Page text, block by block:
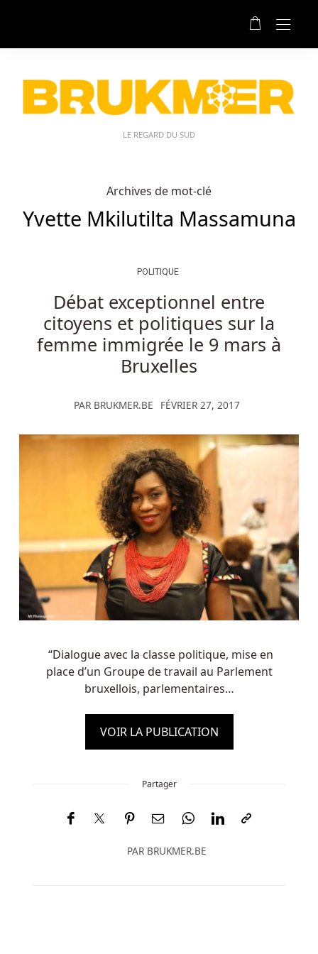
LE REGARD DU SUD
Archives de mot-clé
Yvette Mkilutilta Massamuna
POLITIQUE
Débat exceptionnel entre
citoyens et politiques sur la
femme immigrée le 9 mars à
Bruxelles
PAR BRUKMER.BE FÉVRIER 27, 2017
“Dialogue avec la classe politique, mise en
place d’un Groupe de travail au Parlement
bruxellois, parlementaires…
VOIR LA PUBLICATION
Partager
PAR BRUKMER.BE